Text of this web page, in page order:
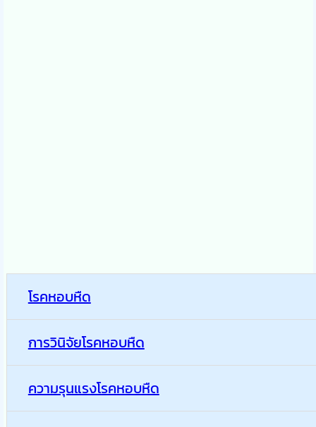
โรคหอบหืด
การวินิจัยโรคหอบหืด
ความรุนแรงโรคหอบหืด